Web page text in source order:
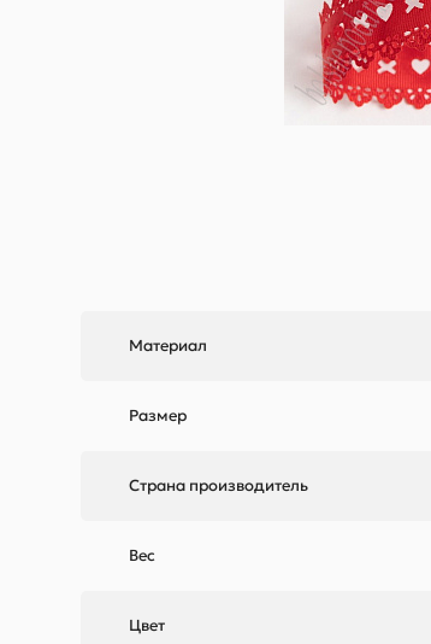
Материал
Размер
Страна производитель
Вес
Цвет